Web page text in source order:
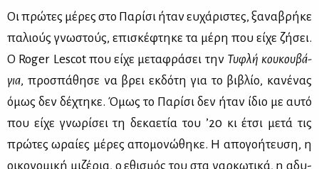
Οι πρώ­τες μέ­ρες στο Πα­ρί­σι ήταν ευ­χά­ρι­στες, ξα­να­βρή­κε
πα­λιούς γνω­στούς, επι­σκέ­φτη­κε τα μέ­ρη που εί­χε ζή­σει.
Ο Roger Lescot που εί­χε με­τα­φρά­σει την Τυ­φλή κου­κου­βά­
για, προ­σπά­θη­σε να βρει εκ­δό­τη για το βι­βλίο, κα­νέ­νας
όμως δεν δέ­χτη­κε. Όμως το Πα­ρί­σι δεν ήταν ίδιο με αυ­τό
που εί­χε γνω­ρί­σει τη δε­κα­ε­τία του ’20 κι έτσι με­τά τις
πρώ­τες ωραί­ες μέ­ρες απο­μο­νώ­θη­κε. Η απο­γο­ή­τευ­ση, η
οι­κο­νο­μι­κή μι­ζέ­ρια, ο εθι­σμός του στα ναρ­κω­τι­κά, η αδυ­